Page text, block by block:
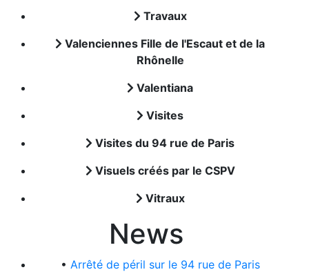
Travaux
Valenciennes Fille de l'Escaut et de la
Rhônelle
Valentiana
Visites
Visites du 94 rue de Paris
Visuels créés par le CSPV
Vitraux
News
• Arrêté de péril sur le 94 rue de Paris